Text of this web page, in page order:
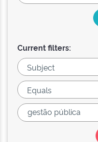
Current filters: